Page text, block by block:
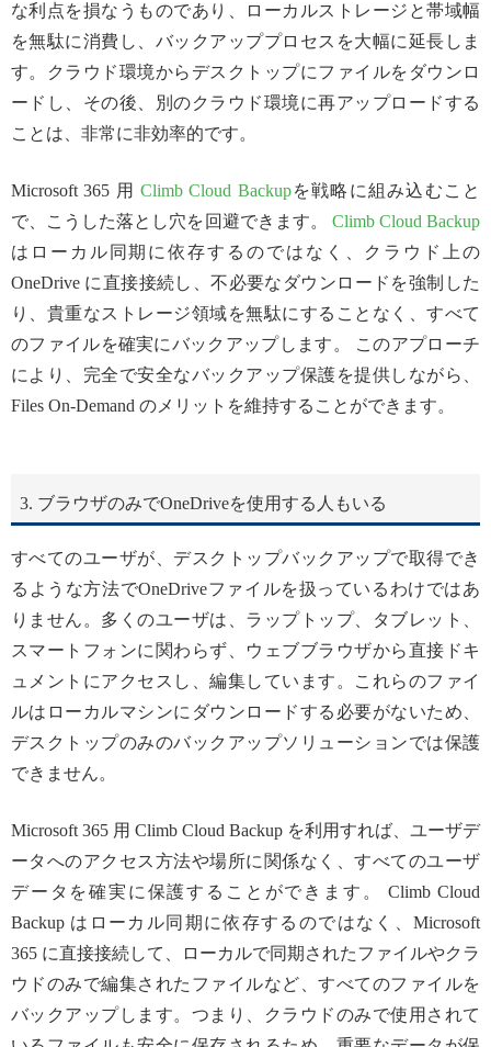
な利点を損なうものであり、ローカルストレージと帯域幅
を無駄に消費し、バックアッププロセスを大幅に延長しま
す。クラウド環境からデスクトップにファイルをダウンロ
ードし、その後、別のクラウド環境に再アップロードする
ことは、非常に非効率的です。
Microsoft 365 用 Climb Cloud Backupを戦略に組み込むこと
で、こうした落とし穴を回避できます。 Climb Cloud Backup
はローカル同期に依存するのではなく、クラウド上の
OneDrive に直接接続し、不必要なダウンロードを強制した
り、貴重なストレージ領域を無駄にすることなく、すべて
のファイルを確実にバックアップします。 このアプローチ
により、完全で安全なバックアップ保護を提供しながら、
Files On-Demand のメリットを維持することができます。
3. ブラウザのみでOneDriveを使用する人もいる
すべてのユーザが、デスクトップバックアップで取得でき
るような方法でOneDriveファイルを扱っているわけではあ
りません。多くのユーザは、ラップトップ、タブレット、
スマートフォンに関わらず、ウェブブラウザから直接ドキ
ュメントにアクセスし、編集しています。これらのファイ
ルはローカルマシンにダウンロードする必要がないため、
デスクトップのみのバックアップソリューションでは保護
できません。
Microsoft 365 用 Climb Cloud Backup を利用すれば、ユーザデ
ータへのアクセス方法や場所に関係なく、すべてのユーザ
データを確実に保護することができます。 Climb Cloud
Backup はローカル同期に依存するのではなく、Microsoft
365 に直接接続して、ローカルで同期されたファイルやクラ
ウドのみで編集されたファイルなど、すべてのファイルを
バックアップします。つまり、クラウドのみで使用されて